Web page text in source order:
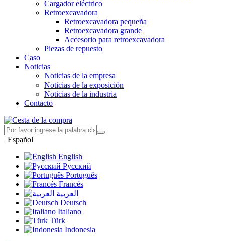
Cargador eléctrico
Retroexcavadora
Retroexcavadora pequeña
Retroexcavadora grande
Accesorio para retroexcavadora
Piezas de repuesto
Caso
Noticias
Noticias de la empresa
Noticias de la exposición
Noticias de la industria
Contacto
| Español
English
Русский
Português
Francés
العربية
Deutsch
Italiano
Türk
Indonesia